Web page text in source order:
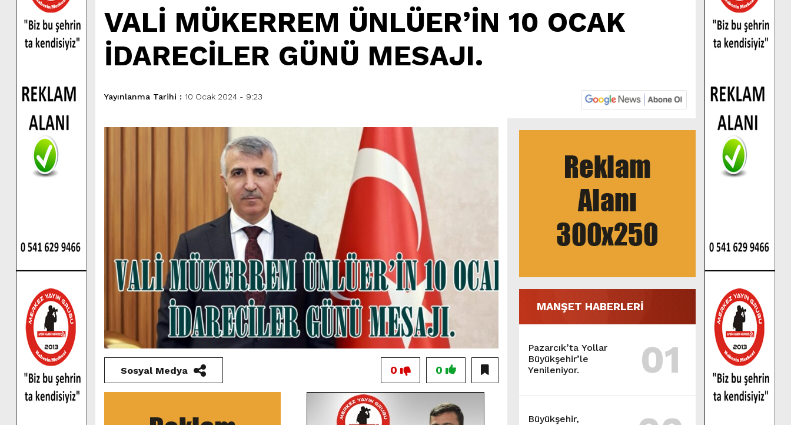
VALİ MÜKERREM ÜNLÜER’İN 10 OCAK
İDARECİLER GÜNÜ MESAJI.
Yayınlanma Tarihi : 10 Ocak 2024 - 9:23
MANŞET HABERLERİ
Pazarcık’ta Yollar
Büyükşehir’le
Yenileniyor.
01
Büyükşehir,
Sosyal Medya 0
0